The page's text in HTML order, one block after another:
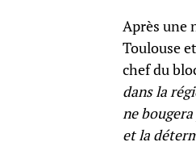
Après une
Toulouse
chef du
dans la
ne
et la